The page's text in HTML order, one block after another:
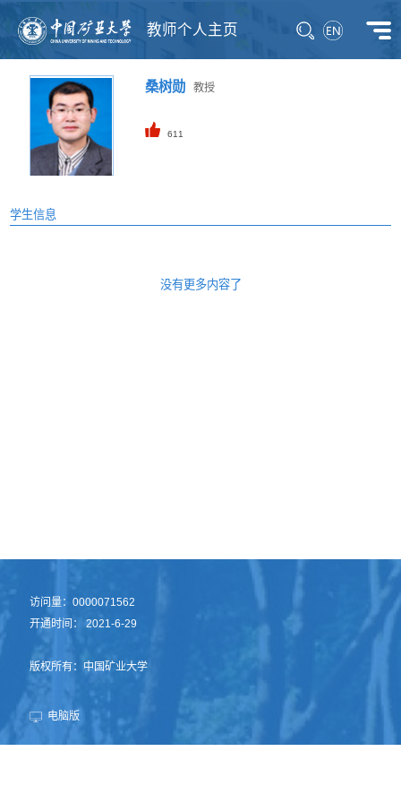
教师个人主页
桑树勋教授
611
学生信息
没有更多内容了
访问量：0000071562
开通时间：2021-6-29
版权所有：中国矿业大学
电脑版